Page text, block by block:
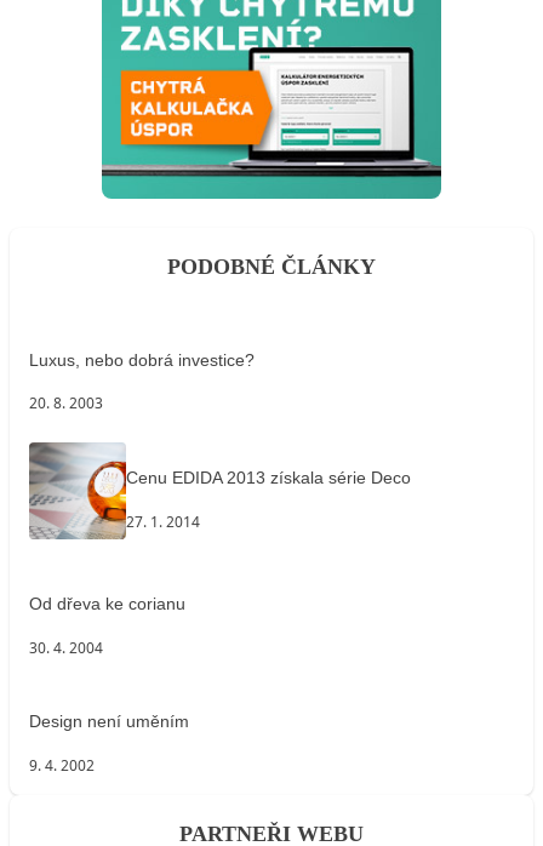
PODOBNÉ ČLÁNKY
Luxus, nebo dobrá investice?
20. 8. 2003
Cenu EDIDA 2013 získala série Deco
27. 1. 2014
Od dřeva ke corianu
30. 4. 2004
Design není uměním
9. 4. 2002
PARTNEŘI WEBU